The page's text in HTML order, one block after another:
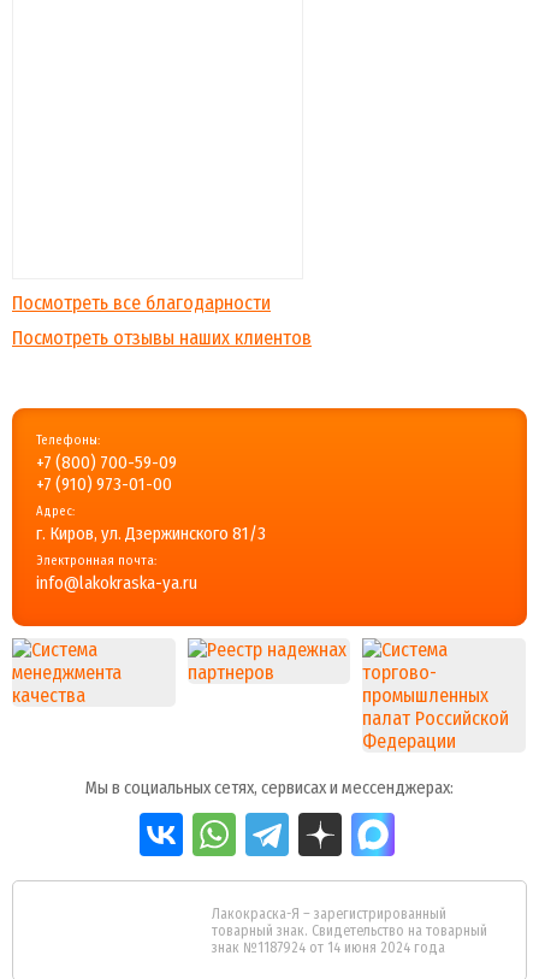
Посмотреть все благодарности
Посмотреть отзывы наших клиентов
Телефоны:
+7 (800) 700-59-09
+7 (910) 973-01-00
Адрес:
г. Киров, ул. Дзержинского 81/3
Электронная почта:
info@lakokraska-ya.ru
Мы в социальных сетях, сервисах и мессенджерах:
Лакокраска-Я – зарегистрированный
товарный знак. Свидетельство на товарный
знак №1187924 от 14 июня 2024 года